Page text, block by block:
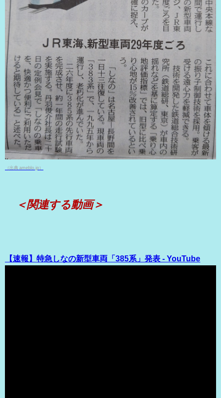
（出典 ameblo.jp）
＜関連する動画＞
【速報】特急しなの新型車両「385系」発表 - YouTube